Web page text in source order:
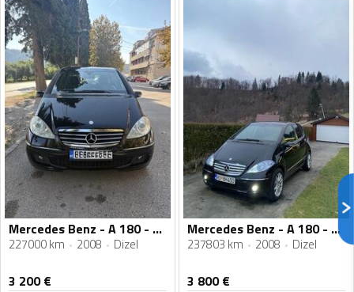
Mercedes Benz - A 180 - 2.0 TDI
227000 km 2008 Dizel
3 200€
Mercedes Benz - A 180 - 2.0
237803 km 2008 Dizel
3 800€